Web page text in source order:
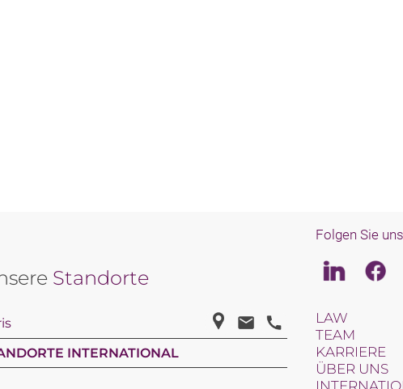
Standorte
INTERNATIONAL
Folgen Sie
Linkedin
LAW
TEAM
KARRIERE
ÜBER UNS